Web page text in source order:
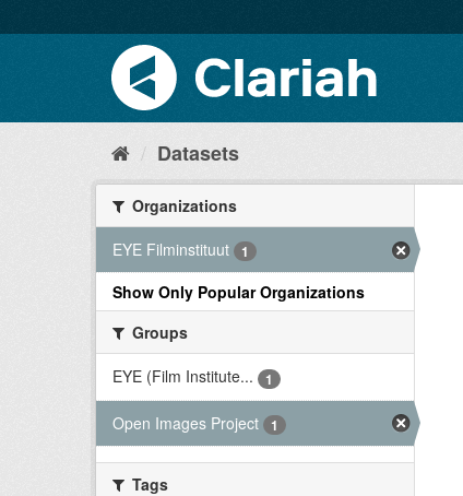
Datasets
Organizations
EYE Filminstituut
1
Show Only Popular Organizations
Groups
EYE (Film Institute...
1
Open Images Project 1
Tags